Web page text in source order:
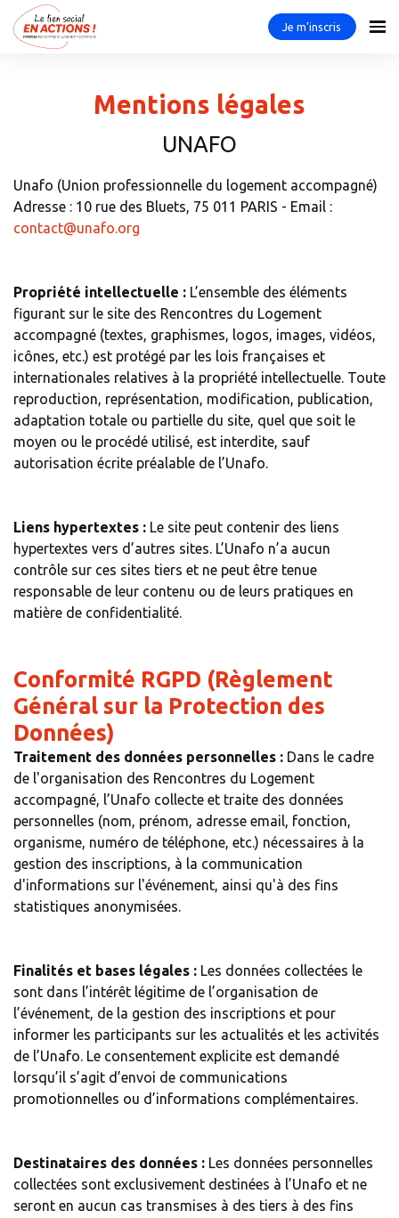
Je m'inscris
Mentions légales
UNAFO
Unafo (Union professionnelle du logement accompagné)
Adresse : 10 rue des Bluets, 75 011 PARIS - Email :
contact@unafo.org
Propriété intellectuelle : L’ensemble des éléments
figurant sur le site des Rencontres du Logement
accompagné (textes, graphismes, logos, images, vidéos,
icônes, etc.) est protégé par les lois françaises et
internationales relatives à la propriété intellectuelle. Toute
reproduction, représentation, modification, publication,
adaptation totale ou partielle du site, quel que soit le
moyen ou le procédé utilisé, est interdite, sauf
autorisation écrite préalable de l’Unafo.
Liens hypertextes : Le site peut contenir des liens
hypertextes vers d’autres sites. L’Unafo n’a aucun
contrôle sur ces sites tiers et ne peut être tenue
responsable de leur contenu ou de leurs pratiques en
matière de confidentialité.
Conformité RGPD (Règlement
Général sur la Protection des
Données)
Traitement des données personnelles : Dans le cadre
de l'organisation des Rencontres du Logement
accompagné, l’Unafo collecte et traite des données
personnelles (nom, prénom, adresse email, fonction,
organisme, numéro de téléphone, etc.) nécessaires à la
gestion des inscriptions, à la communication
d'informations sur l'événement, ainsi qu'à des fins
statistiques anonymisées.
Finalités et bases légales : Les données collectées le
sont dans l’intérêt légitime de l’organisation de
l’événement, de la gestion des inscriptions et pour
informer les participants sur les actualités et les activités
de l’Unafo. Le consentement explicite est demandé
lorsqu’il s’agit d’envoi de communications
promotionnelles ou d’informations complémentaires.
Destinataires des données : Les données personnelles
collectées sont exclusivement destinées à l’Unafo et ne
seront en aucun cas transmises à des tiers à des fins